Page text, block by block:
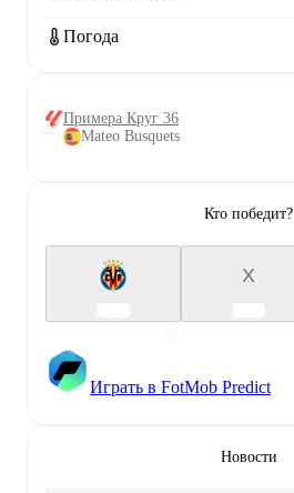
Погода
Примера Круг 36
Mateo Busquets
Кто победит?
X
Играть в FotMob Predict
Новости